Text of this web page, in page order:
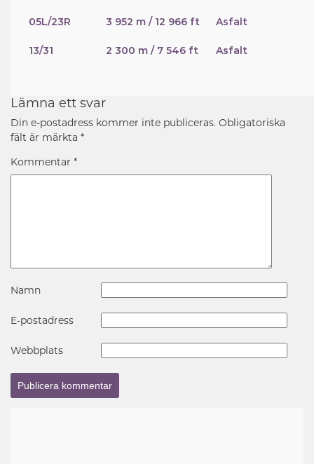
05L/23R 3 952 m / 12 966 ft Asfalt
13/31 2 300 m / 7 546 ft Asfalt
Lämna ett svar
Din e-postadress kommer inte publiceras. Obligatoriska
fält är märkta *
Kommentar *
Namn
E-postadress
Webbplats